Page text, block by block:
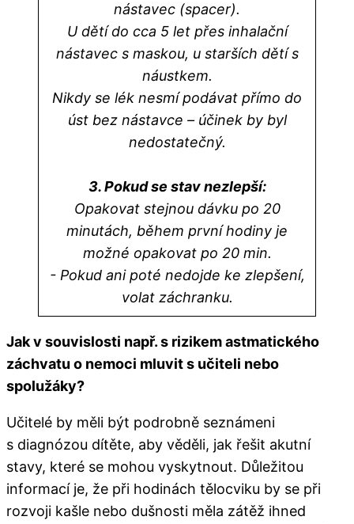
nástavec (spacer).
U dětí do cca 5 let přes inhalační
nástavec s maskou, u starších dětí s
náustkem.
Nikdy se lék nesmí podávat přímo do
úst bez nástavce – účinek by byl
nedostatečný.
3. Pokud se stav nezlepší:
Opakovat stejnou dávku po 20
minutách, během první hodiny je
možné opakovat po 20 min.
- Pokud ani poté nedojde ke zlepšení,
volat záchranku.
Jak v souvislosti např. s rizikem astmatického
záchvatu o nemoci mluvit s učiteli nebo
spolužáky?
Učitelé by měli být podrobně seznámeni
s diagnózou dítěte, aby věděli, jak řešit akutní
stavy, které se mohou vyskytnout. Důležitou
informací je, že při hodinách tělocviku by se při
rozvoji kašle nebo dušnosti měla zátěž ihned